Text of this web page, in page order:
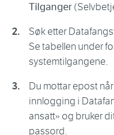
Tilganger
Søk etter
Se tabellen under
systemtilgangene.
Du mottar epost
innlogging i
ansatt» og bruker
passord.